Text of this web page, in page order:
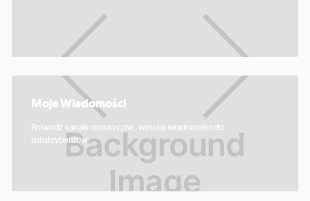
Moje Wiadomości
Prowadź kanały tematyczne, wysyłaj wiadomości do
subskrybentów.